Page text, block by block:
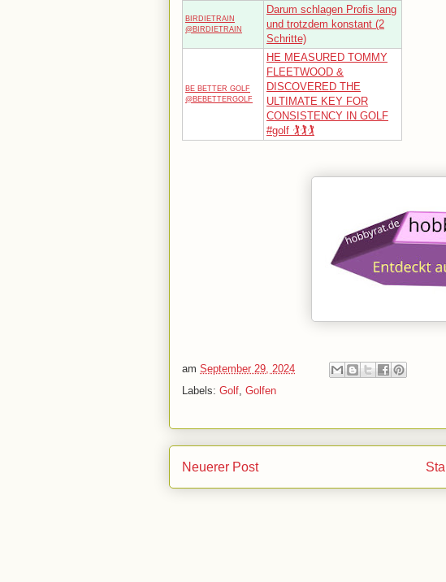
BIRDIETRAIN
@BIRDIETRAIN
Darum schlagen Profis lang
und trotzdem konstant (2
Schritte)
BE BETTER GOLF
@BEBETTERGOLF
HE MEASURED TOMMY
FLEETWOOD &
DISCOVERED THE
ULTIMATE KEY FOR
CONSISTENCY IN GOLF
#golf 🏌️🏌️🏌️
am September 29, 2024
Labels: Golf Golfen
Neuerer Post